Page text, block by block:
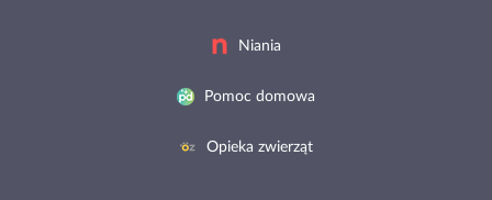
Niania
Pomoc domowa
Opieka zwierząt